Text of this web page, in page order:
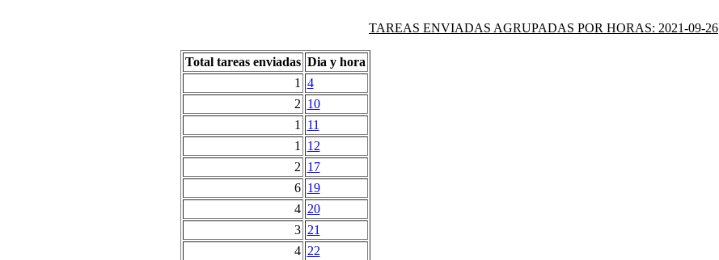
TAREAS ENVIADAS AGRUPADAS POR HORAS: 2021-09-26
Total tareas enviadas Dia y hora
1
4
2 10
1
11
1
12
2 17
6 19
4 20
3 21
4 22